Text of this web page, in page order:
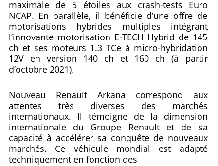
maximale de 5 étoiles aux crash-tests Euro
NCAP. En parallèle, il bénéficie d’une offre de
motorisations hybrides multiples intégrant
l’innovante motorisation E-TECH Hybrid de 145
ch et ses moteurs 1.3 TCe à micro-hybridation
12V en version 140 ch et 160 ch (à partir
d’octobre 2021).
Nouveau Renault Arkana correspond aux
attentes très diverses des marchés
internationaux. Il témoigne de la dimension
internationale du Groupe Renault et de sa
capacité à accélérer sa conquête de nouveaux
marchés. Ce véhicule mondial est adapté
techniquement en fonction des